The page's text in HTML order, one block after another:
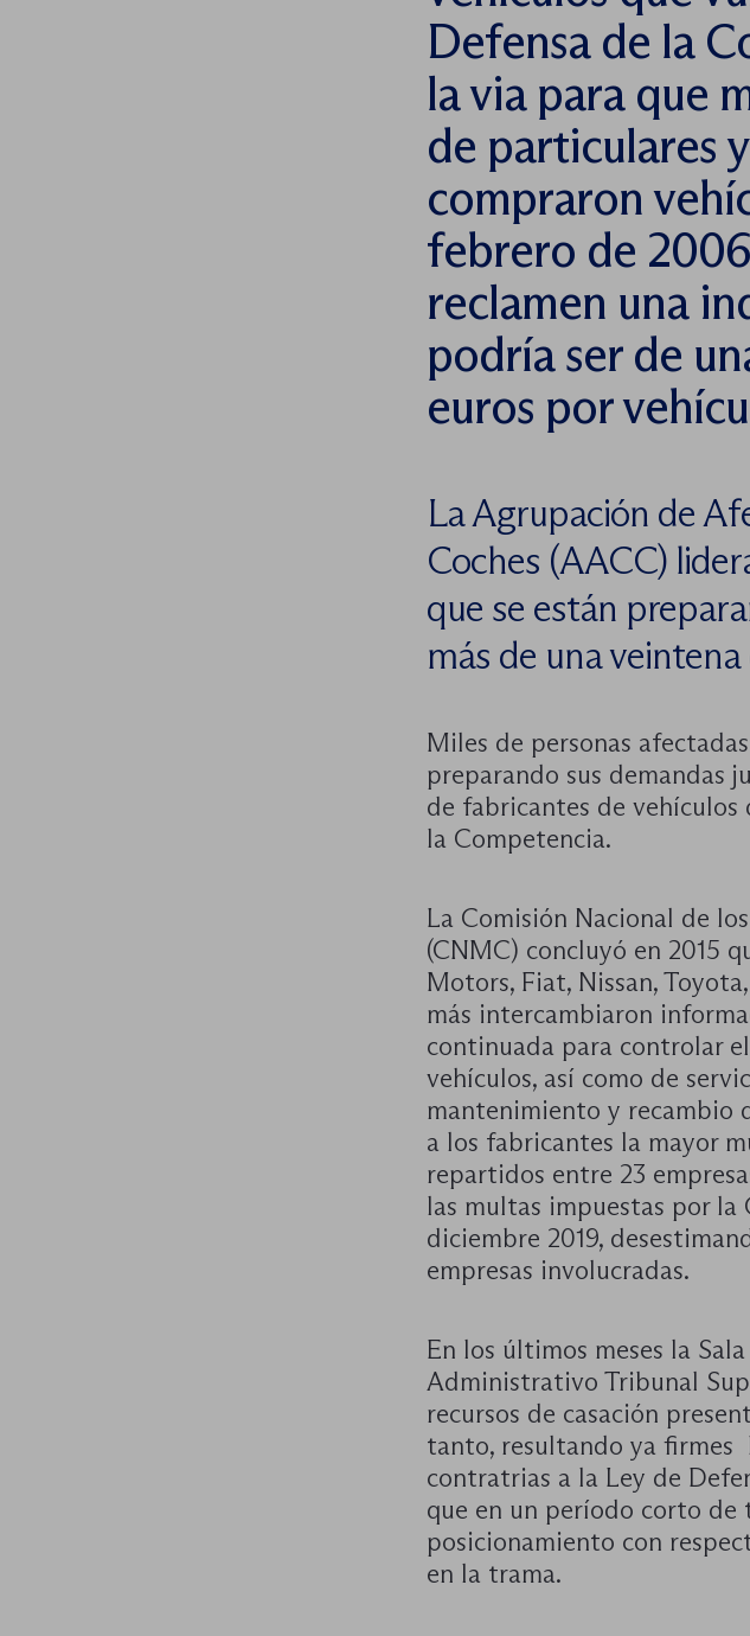
Defensa de la
la via para que
de particulares
compraron
febrero de
reclamen una
podría ser de
euros por
La Agrupación de
Coches (AACC)
que se están
más de una
Miles de personas
preparando sus demandas
de fabricantes de vehículos
la Competencia.
La Comisión Nacional de
(CNMC) concluyó en 2015
Motors, Fiat, Nissan,
más intercambiaron
continuada para controlar
vehículos, así como de
mantenimiento y recambio
a los fabricantes la mayor
repartidos entre 23
las multas impuestas por la
diciembre 2019,
empresas involucradas.
En los últimos meses la
Administrativo Tribunal
recursos de casación
tanto, resultando ya firmes
contratrias a la Ley de
que en un período corto
posicionamiento con
en la trama.